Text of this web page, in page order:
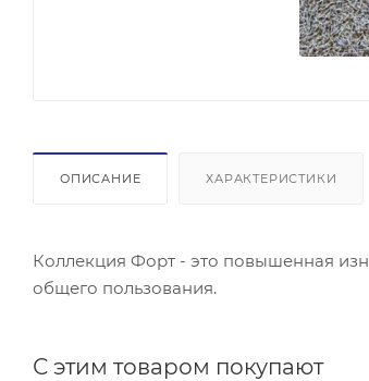
ОПИСАНИЕ ХАРАКТЕРИСТИКИ
Коллекция Форт - это повышенная
общего пользования.
С этим товаром покупают